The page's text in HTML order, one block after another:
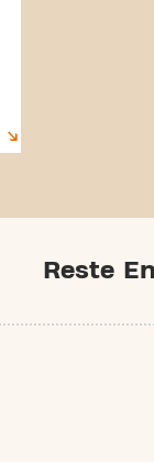
Reste